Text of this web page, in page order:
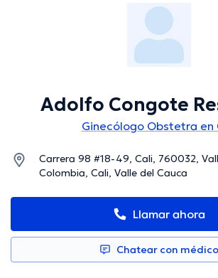
Adolfo Congote
Ginecólogo Obstetra en
Carrera 98 #18-49, Cali, 760032,
Colombia, Cali, Valle del Cauca
Llamar ahora
Chatear con médico